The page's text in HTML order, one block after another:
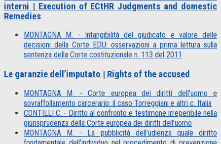
interni | Execution of ECtHR Judgments and domestic
Remedies
MONTAGNA M. - Intangibilità del giudicato e valore delle
decisioni della Corte EDU: osservazioni a prima lettura sulla
sentenza della Corte costituzionale n. 113 del 2011
Le garanzie dell’imputato | Rights of the accused
MONTAGNA M. - Corte europea dei diritti dell’uomo e
sovraffollamento carcerario: il caso Torreggiani e altri c. Italia
CONTILLI C. - Diritto al confronto e testimone irreperibile nella
giurisprudenza della Corte europea dei diritti dell’uomo
MONTAGNA M. - La pubblicità dell’udienza quale diritto